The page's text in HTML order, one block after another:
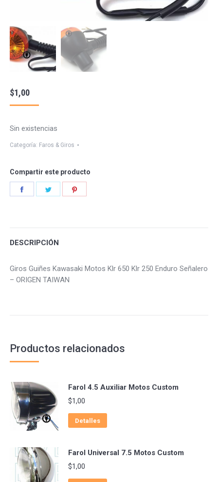
$1,00
Sin existencias
Categoría: Faros & Giros
Compartir este producto
DESCRIPCIÓN
Giros Guiñes Kawasaki Motos Klr 650 Klr 250 Enduro Señalero
– ORIGEN TAIWAN
Productos relacionados
Farol 4.5 Auxiliar Motos Custom
$1,00
Detalles
Farol Universal 7.5 Motos Custom
$1,00